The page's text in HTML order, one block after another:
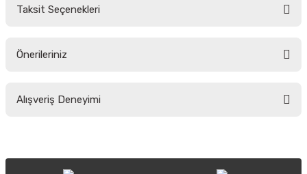
Taksit Seçenekleri
Önerileriniz
yetersiz gördüğünüz noktaları öneri formunu kullanarak tarafımıza
Alışveriş Deneyimi
Sitemize ilk yorumu siz yapın!